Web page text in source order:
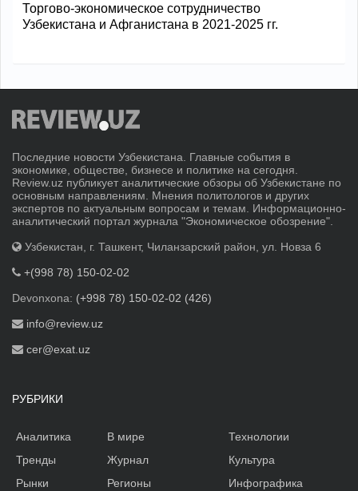
Торгово-экономическое сотрудничество
Узбекистана и Афганистана в 2021-2025 гг.
Последние новости Узбекистана. Главные события в
экономике, обществе, бизнесе и политике на сегодня.
Review.uz публикует аналитические обзоры об Узбекистане по
основным направлениям. Мнения политологов и других
экспертов по актуальным вопросам и темам. Информационно-
аналитический портал журнала "Экономическое обозрение".
Узбекистан, г. Ташкент, Чиланзарский район, ул. Новза 6
+(998 78) 150-02-02
Devonxona: (+998 78) 150-02-02 (426)
info@review.uz
cer@exat.uz
РУБРИКИ
Аналитика
Тренды
Рынки
В мире
Журнал
Регионы
Технологии
Культура
Инфографика